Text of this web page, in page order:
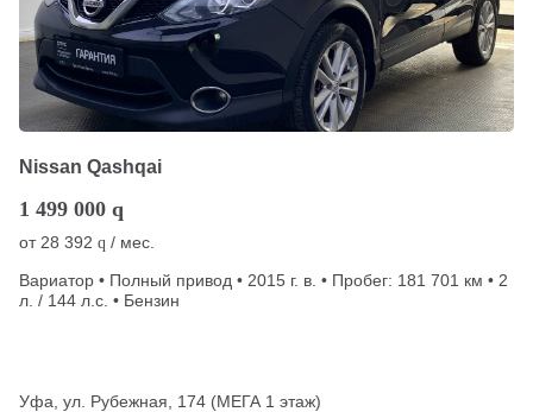
Nissan Qashqai
1 499 000 q
от 28 392 q / мес.
Вариатор • Полный привод • 2015 г. в. • Пробег: 181 701 км • 2
л. / 144 л.с. • Бензин
Уфа, ул. Рубежная, 174 (МЕГА 1 этаж)